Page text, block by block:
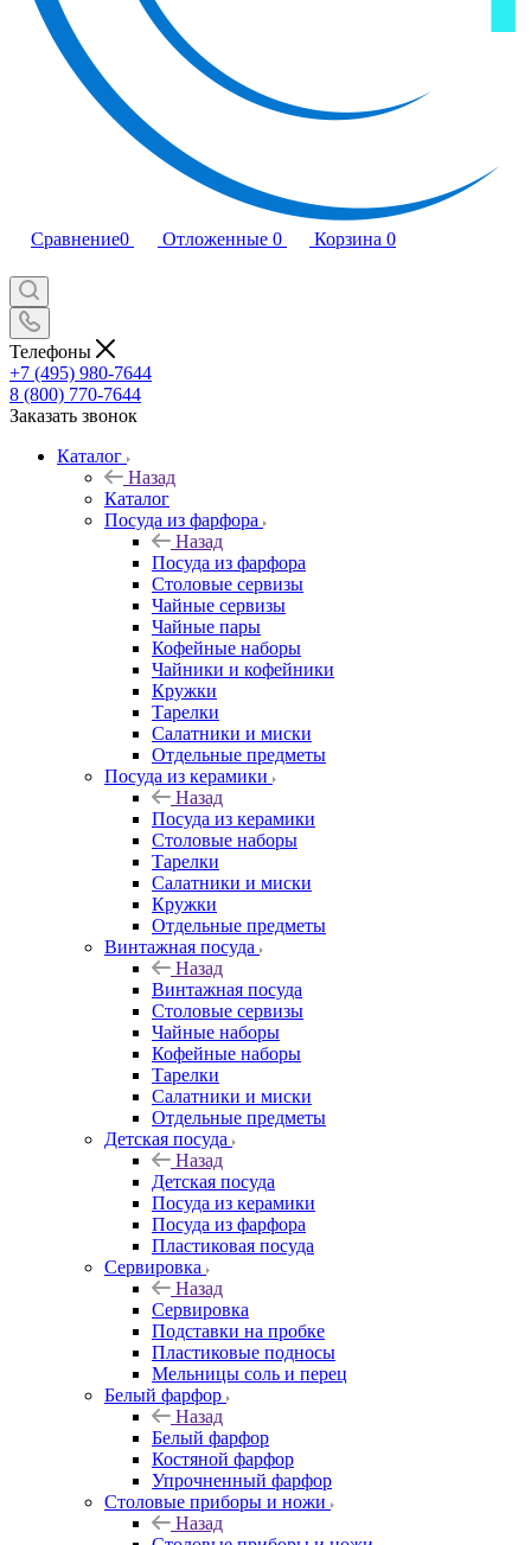
Сравнение0 Отложенные 0 Корзина 0
Телефоны
+7 (495) 980-7644
8 (800) 770-7644
Заказать звонок
Каталог
Назад
Каталог
Посуда из фарфора
Назад
Посуда из фарфора
Столовые сервизы
Чайные сервизы
Чайные пары
Кофейные наборы
Чайники и кофейники
Кружки
Тарелки
Салатники и миски
Отдельные предметы
Посуда из керамики
Назад
Посуда из керамики
Столовые наборы
Тарелки
Салатники и миски
Кружки
Отдельные предметы
Винтажная посуда
Назад
Винтажная посуда
Столовые сервизы
Чайные наборы
Кофейные наборы
Тарелки
Салатники и миски
Отдельные предметы
Детская посуда
Назад
Детская посуда
Посуда из керамики
Посуда из фарфора
Пластиковая посуда
Сервировка
Назад
Сервировка
Подставки на пробке
Пластиковые подносы
Мельницы соль и перец
Белый фарфор
Назад
Белый фарфор
Костяной фарфор
Упрочненный фарфор
Столовые приборы и ножи
Назад